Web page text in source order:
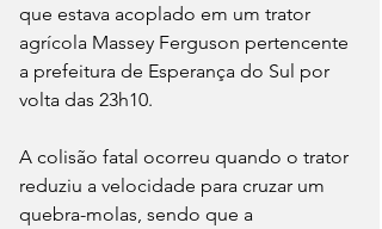
que estava acoplado em um trator
agrícola Massey Ferguson pertencente
a prefeitura de Esperança do Sul por
volta das 23h10.
A colisão fatal ocorreu quando o trator
reduziu a velocidade para cruzar um
quebra-molas, sendo que a